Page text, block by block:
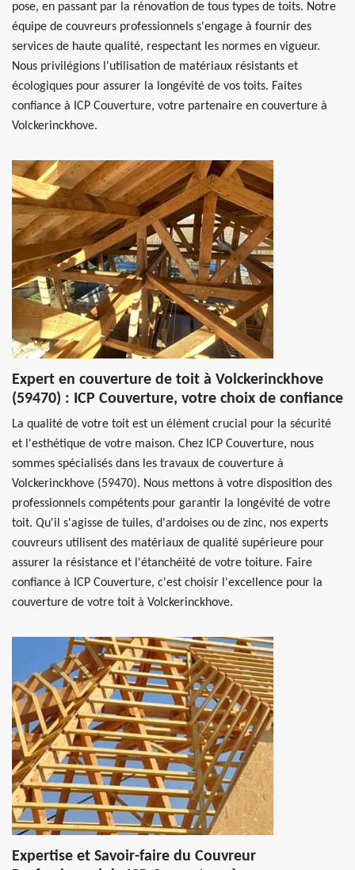
pose, en passant par la rénovation de tous types de toits. Notre
équipe de couvreurs professionnels s'engage à fournir des
services de haute qualité, respectant les normes en vigueur.
Nous privilégions l'utilisation de matériaux résistants et
écologiques pour assurer la longévité de vos toits. Faites
confiance à ICP Couverture, votre partenaire en couverture à
Volckerinckhove.
Expert en couverture de toit à Volckerinckhove
(59470) : ICP Couverture, votre choix de confiance
La qualité de votre toit est un élément crucial pour la sécurité
et l'esthétique de votre maison. Chez ICP Couverture, nous
sommes spécialisés dans les travaux de couverture à
Volckerinckhove (59470). Nous mettons à votre disposition des
professionnels compétents pour garantir la longévité de votre
toit. Qu'il s'agisse de tuiles, d'ardoises ou de zinc, nos experts
couvreurs utilisent des matériaux de qualité supérieure pour
assurer la résistance et l'étanchéité de votre toiture. Faire
confiance à ICP Couverture, c'est choisir l'excellence pour la
couverture de votre toit à Volckerinckhove.
Expertise et Savoir-faire du Couvreur